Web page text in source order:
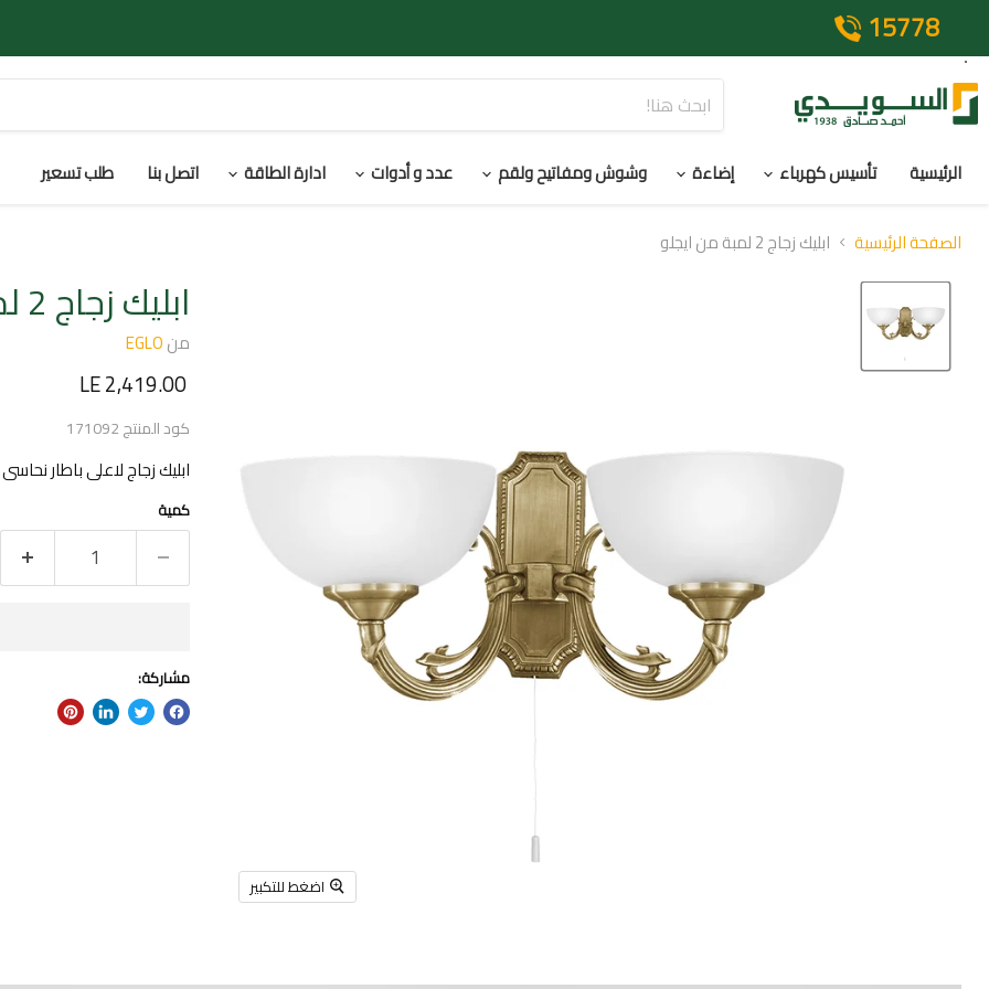
15778
الرئيسية تأسيس كهرباء إضاءة وشوش ومفاتيح ولقم عدد و أدوات ادارة الطاقة اتصل بنا طلب تسعير
الصفحة الرئيسية ابليك زجاج 2 لمبة من ايجلو
اضغط للتكبير
ابليك زجاج 2 لمبة من ايجلو
منEGLO
السعر الحالي
LE 2,419.00
كود المنتج171092
ابليك زجاج لاعلى باطار نحاسى 2 لمبه 40وات عادةE14
كمية
مشاركة: